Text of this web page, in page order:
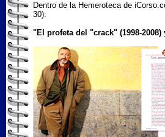
Dentro de la Hemeroteca de
30):
"El profeta del "crack" (1998-